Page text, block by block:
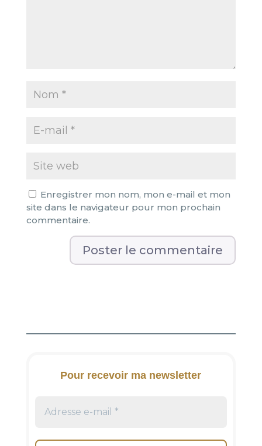
Enregistrer mon nom, mon e-mail et mon
site dans le navigateur pour mon prochain
commentaire.
n
Pour recevoir ma newsletter